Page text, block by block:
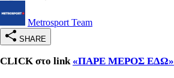
Metrosport Team
SHARE
CLICK στο link «ΠΑΡΕ ΜΕΡΟΣ ΕΔΩ»